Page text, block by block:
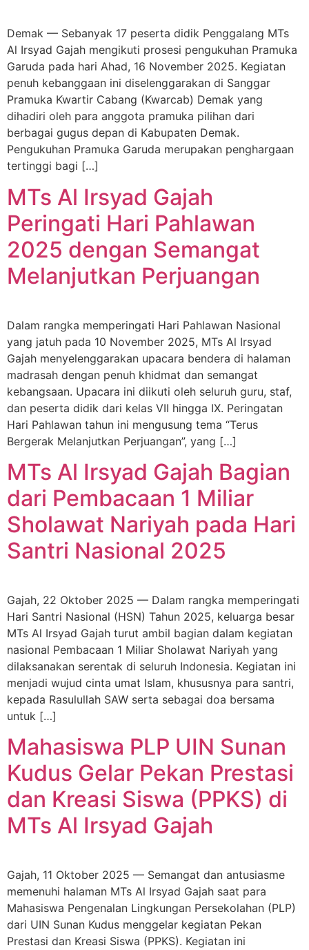
Demak — Sebanyak 17 peserta didik Penggalang MTs
Al Irsyad Gajah mengikuti prosesi pengukuhan Pramuka
Garuda pada hari Ahad, 16 November 2025. Kegiatan
penuh kebanggaan ini diselenggarakan di Sanggar
Pramuka Kwartir Cabang (Kwarcab) Demak yang
dihadiri oleh para anggota pramuka pilihan dari
berbagai gugus depan di Kabupaten Demak.
Pengukuhan Pramuka Garuda merupakan penghargaan
tertinggi bagi […]
MTs Al Irsyad Gajah
Peringati Hari Pahlawan
2025 dengan Semangat
Melanjutkan Perjuangan
Dalam rangka memperingati Hari Pahlawan Nasional
yang jatuh pada 10 November 2025, MTs Al Irsyad
Gajah menyelenggarakan upacara bendera di halaman
madrasah dengan penuh khidmat dan semangat
kebangsaan. Upacara ini diikuti oleh seluruh guru, staf,
dan peserta didik dari kelas VII hingga IX. Peringatan
Hari Pahlawan tahun ini mengusung tema “Terus
Bergerak Melanjutkan Perjuangan”, yang […]
MTs Al Irsyad Gajah Bagian
dari Pembacaan 1 Miliar
Sholawat Nariyah pada Hari
Santri Nasional 2025
Gajah, 22 Oktober 2025 — Dalam rangka memperingati
Hari Santri Nasional (HSN) Tahun 2025, keluarga besar
MTs Al Irsyad Gajah turut ambil bagian dalam kegiatan
nasional Pembacaan 1 Miliar Sholawat Nariyah yang
dilaksanakan serentak di seluruh Indonesia. Kegiatan ini
menjadi wujud cinta umat Islam, khususnya para santri,
kepada Rasulullah SAW serta sebagai doa bersama
untuk […]
Mahasiswa PLP UIN Sunan
Kudus Gelar Pekan Prestasi
dan Kreasi Siswa (PPKS) di
MTs Al Irsyad Gajah
Gajah, 11 Oktober 2025 — Semangat dan antusiasme
memenuhi halaman MTs Al Irsyad Gajah saat para
Mahasiswa Pengenalan Lingkungan Persekolahan (PLP)
dari UIN Sunan Kudus menggelar kegiatan Pekan
Prestasi dan Kreasi Siswa (PPKS). Kegiatan ini